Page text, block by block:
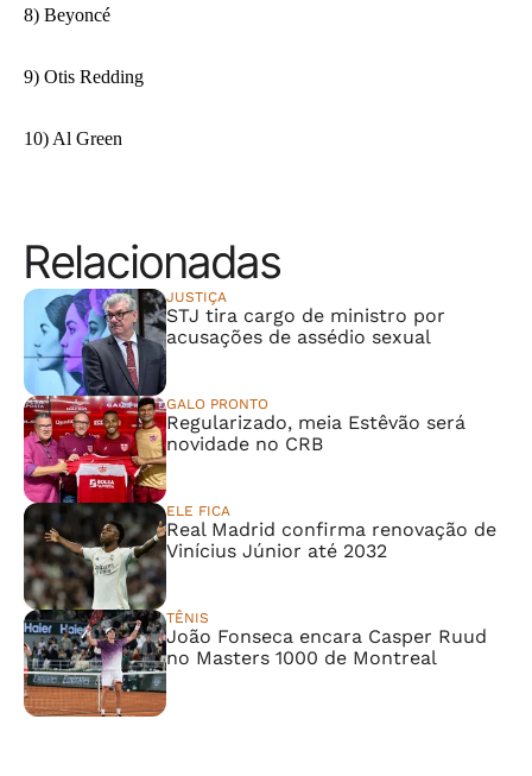
8) Beyoncé
9) Otis Redding
10) Al Green
Relacionadas
JUSTIÇA
STJ tira cargo de ministro por
acusações de assédio sexual
GALO PRONTO
Regularizado, meia Estêvão será
novidade no CRB
ELE FICA
Real Madrid confirma renovação de
Vinícius Júnior até 2032
TÊNIS
João Fonseca encara Casper Ruud
no Masters 1000 de Montreal